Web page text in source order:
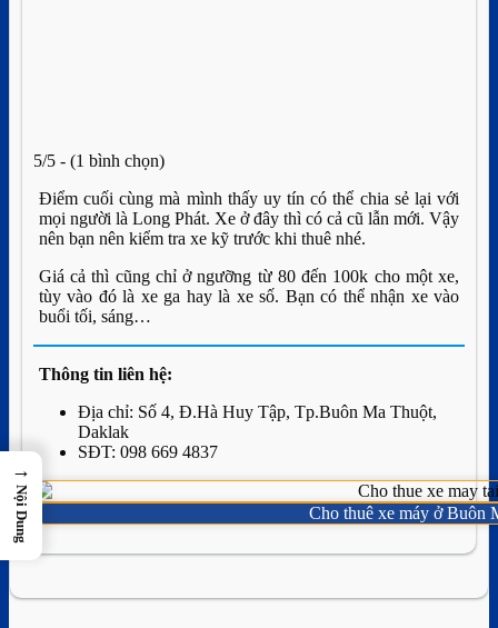
5/5 - (1 bình chọn)
Điểm cuối cùng mà mình thấy uy tín có thể chia sẻ lại với
mọi người là Long Phát. Xe ở đây thì có cả cũ lẫn mới. Vậy
nên bạn nên kiểm tra xe kỹ trước khi thuê nhé.
Giá cả thì cũng chỉ ở ngưỡng từ 80 đến 100k cho một xe,
tùy vào đó là xe ga hay là xe số. Bạn có thể nhận xe vào
buổi tối, sáng…
Thông tin liên hệ:
Địa chỉ: Số 4, Đ.Hà Huy Tập, Tp.Buôn Ma Thuột,
Daklak
SĐT: 098 669 4837
Cho thuê xe máy ở Buôn
→
Nội Dung